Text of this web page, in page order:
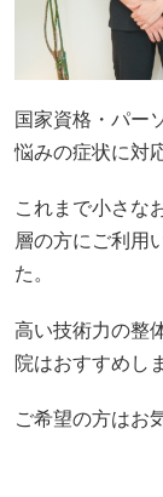
国家資格・パー
悩みの症状に対
これまで小さな
層の方にご利用
た。
高い技術力の整
院はおすすめし
ご希望の方はお